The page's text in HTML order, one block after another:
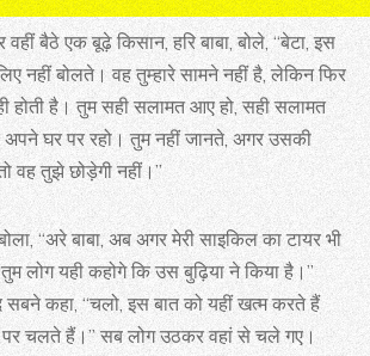
बैठे एक बूढ़े किसान, हरि बाबा, बोले, “बेटा, इस
नहीं बोलते। वह तुम्हारे सामने नहीं है, लेकिन फिर
होती है। तुम सही सलामत आए हो, सही सलामत
घर पर रहो। तुम नहीं जानते, अगर उसकी
वह तुझे छोड़ेगी नहीं।”
“अरे बाबा, अब अगर मेरी साइकिल का टायर भी
तुम लोग यही कहोगे कि उस बुढ़िया ने किया है।”
सबने कहा, “चलो, इस बात को यहीं खत्म करते हैं
चलते हैं।” सब लोग उठकर वहां से चले गए।